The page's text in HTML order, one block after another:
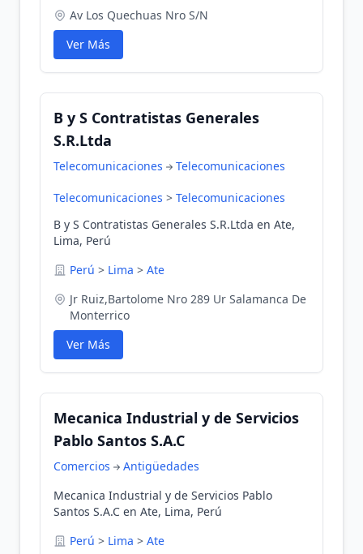
Av Los Quechuas Nro S/N
Ver Más
B y S Contratistas Generales
S.R.Ltda
Telecomunicaciones Telecomunicaciones
Telecomunicaciones > Telecomunicaciones
B y S Contratistas Generales S.R.Ltda en Ate,
Lima, Perú
Perú > Lima > Ate
Jr Ruiz,Bartolome Nro 289 Ur Salamanca De
Monterrico
Ver Más
Mecanica Industrial y de Servicios
Pablo Santos S.A.C
Comercios
Antigüedades
Mecanica Industrial y de Servicios Pablo
Santos S.A.C en Ate, Lima, Perú
Perú > Lima > Ate